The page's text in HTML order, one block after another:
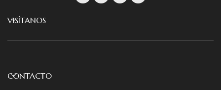
VISÍTANOS
CONTACTO